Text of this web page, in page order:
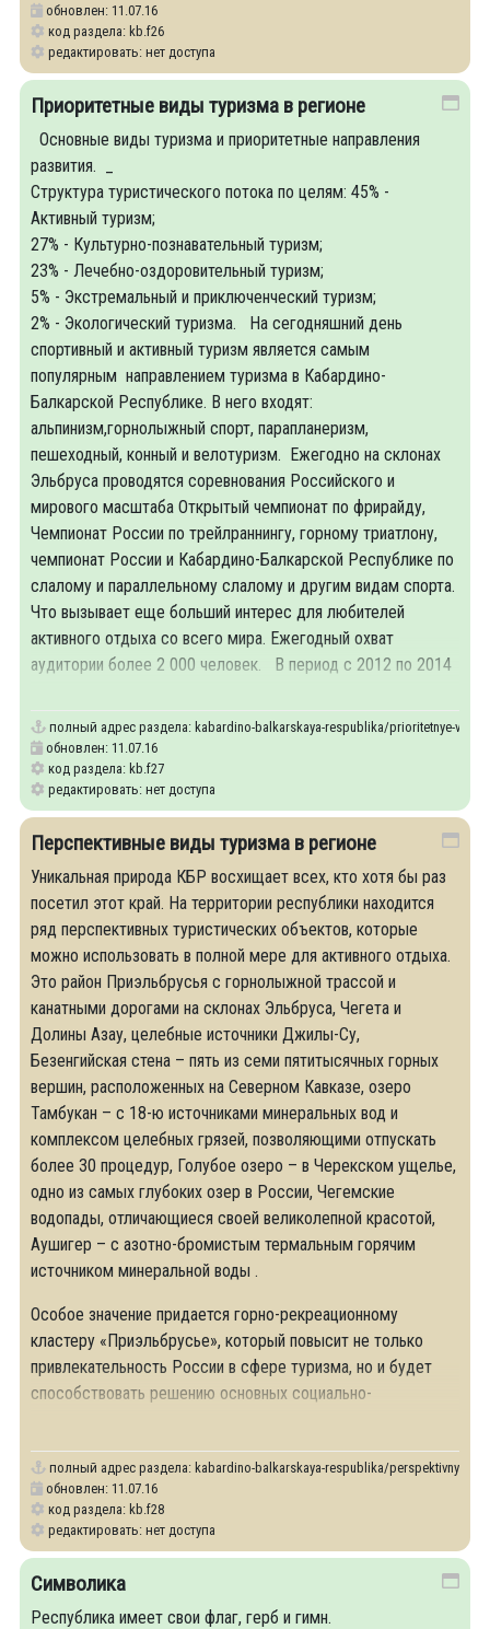
обновлен: 11.07.16
код раздела: kb.f26
редактировать: нет доступа
Приоритетные виды туризма в регионе
Основные виды туризма и приоритетные направления
развития. _
Структура туристического потока по целям: 45% -
Активный туризм;
27% - Культурно-познавательный туризм;
23% - Лечебно-оздоровительный туризм;
5% - Экстремальный и приключенческий туризм;
2% - Экологический туризма. На сегодняшний день
спортивный и активный туризм является самым
популярным направлением туризма в Кабардино-
Балкарской Республике. В него входят:
альпинизм,горнолыжный спорт, парапланеризм,
пешеходный, конный и велотуризм. Ежегодно на склонах
Эльбруса проводятся соревнования Российского и
мирового масштаба Открытый чемпионат по фрирайду,
Чемпионат России по трейлраннингу, горному триатлону,
чемпионат России и Кабардино-Балкарской Республике по
слалому и параллельному слалому и другим видам спорта.
Что вызывает еще больший интерес для любителей
активного отдыха со всего мира. Ежегодный охват
аудитории более 2 000 человек. В период с 2012 по 2014
полный адрес раздела: kabardino-balkarskaya-respublika/prioritetnye-vidy-
обновлен: 11.07.16
код раздела: kb.f27
редактировать: нет доступа
Перспективные виды туризма в регионе
Уникальная природа КБР восхищает всех, кто хотя бы раз
посетил этот край. На территории республики находится
ряд перспективных туристических объектов, которые
можно использовать в полной мере для активного отдыха.
Это район Приэльбрусья с горнолыжной трассой и
канатными дорогами на склонах Эльбруса, Чегета и
Долины Азау, целебные источники Джилы-Су,
Безенгийская стена – пять из семи пятитысячных горных
вершин, расположенных на Северном Кавказе, озеро
Тамбукан – с 18-ю источниками минеральных вод и
комплексом целебных грязей, позволяющими отпускать
более 30 процедур, Голубое озеро – в Черекском ущелье,
одно из самых глубоких озер в России, Чегемские
водопады, отличающиеся своей великолепной красотой,
Аушигер – с азотно-бромистым термальным горячим
источником минеральной воды .
Особое значение придается горно-рекреационному
кластеру «Приэльбрусье», который повысит не только
привлекательность России в сфере туризма, но и будет
способствовать решению основных социально-
полный адрес раздела: kabardino-balkarskaya-respublika/perspektivnye-
обновлен: 11.07.16
код раздела: kb.f28
редактировать: нет доступа
Символика
Республика имеет свои флаг, герб и гимн.